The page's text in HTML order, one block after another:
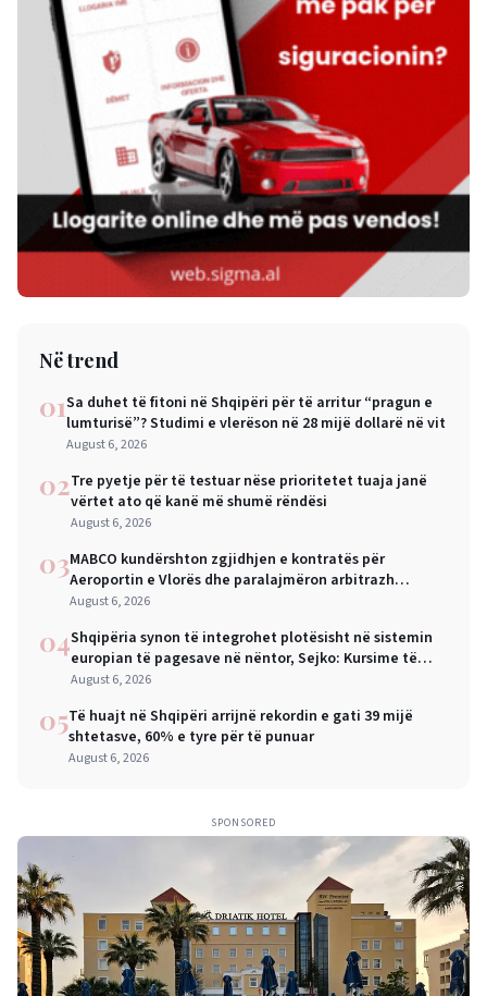
Në trend
01Sa duhet të fitoni në Shqipëri për të arritur “pragun e
lumturisë”? Studimi e vlerëson në 28 mijë dollarë në vit
August 6, 2026
02Tre pyetje për të testuar nëse prioritetet tuaja janë
vërtet ato që kanë më shumë rëndësi
August 6, 2026
03MABCO kundërshton zgjidhjen e kontratës për
Aeroportin e Vlorës dhe paralajmëron arbitrazh
ndërkombëtar
August 6, 2026
04Shqipëria synon të integrohet plotësisht në sistemin
europian të pagesave në nëntor, Sejko: Kursime të
mëdha për qytetarët dhe bizneset
August 6, 2026
05Të huajt në Shqipëri arrijnë rekordin e gati 39 mijë
shtetasve, 60% e tyre për të punuar
August 6, 2026
SPONSORED